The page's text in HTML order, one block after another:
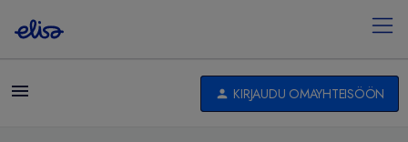
KIRJAUDU OMAYHTEISÖÖN